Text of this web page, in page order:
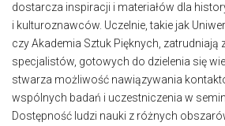
dostarcza inspiracji i materiałów dla
i kulturoznawców. Uczelnie, takie jak
czy Akademia Sztuk Pięknych, zatrudniają
specjalistów, gotowych do dzielenia się
stwarza możliwość nawiązywania
wspólnych badań i uczestniczenia w
Dostępność ludzi nauki z różnych